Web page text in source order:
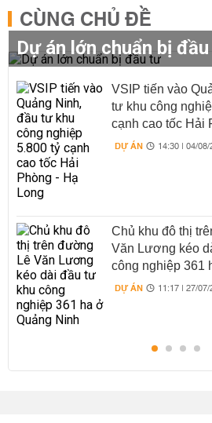
CÙNG CHỦ ĐỀ
Dự án lớn chuẩn bị
VSIP tiến vào
tư khu công
cạnh cao tốc Hải
Long
DỰ ÁN 14:30 | 04/
Chủ khu đô thị
Văn Lương kéo
công nghiệp 361
Ninh
DỰ ÁN 11:17 | 27/